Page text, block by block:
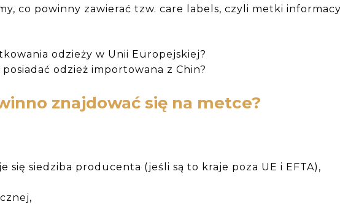
co powinny zawierać tzw. care labels, czyli metki
odzieży w Unii Europejskiej?
odzież importowana z Chin?
znajdować się na metce?
się siedziba producenta (jeśli są to kraje poza UE i EFTA),